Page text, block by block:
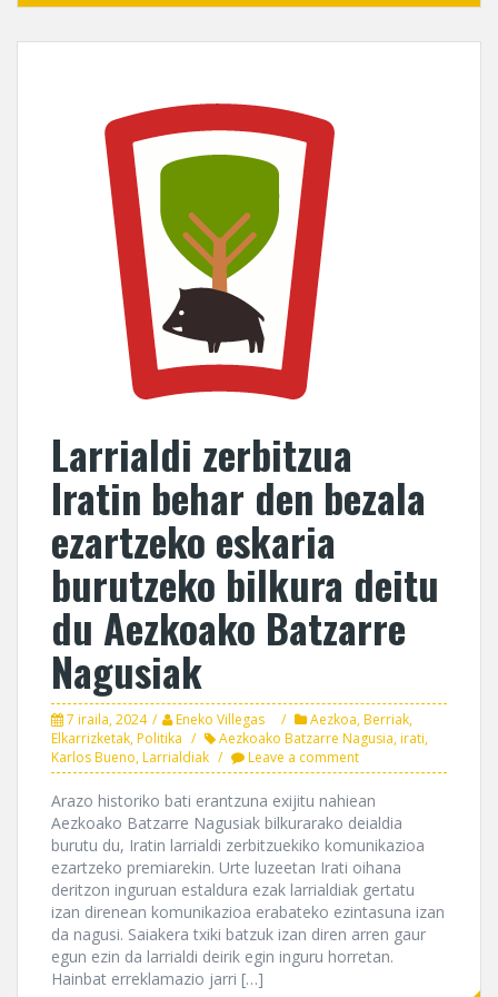
Larrialdi zerbitzua
Iratin behar den bezala
ezartzeko eskaria
burutzeko bilkura deitu
du Aezkoako Batzarre
Nagusiak
7 iraila, 2024 Eneko Villegas Aezkoa,Berriak,
Elkarrizketak,Politika Aezkoako Batzarre Nagusia,irati,
Karlos Bueno,Larrialdiak Leave a comment
Arazo historiko bati erantzuna exijitu nahiean
Aezkoako Batzarre Nagusiak bilkurarako deialdia
burutu du, Iratin larrialdi zerbitzuekiko komunikazioa
ezartzeko premiarekin. Urte luzeetan Irati oihana
deritzon inguruan estaldura ezak larrialdiak gertatu
izan direnean komunikazioa erabateko ezintasuna izan
da nagusi. Saiakera txiki batzuk izan diren arren gaur
egun ezin da larrialdi deirik egin inguru horretan.
Hainbat erreklamazio jarri […]